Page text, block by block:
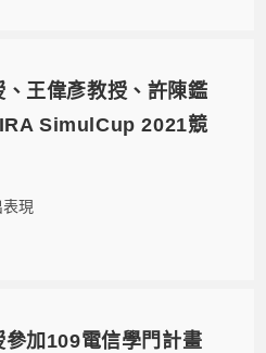
王偉彥教授、許陳鑑
SimulCup 2021競
現
加109電信學門計畫